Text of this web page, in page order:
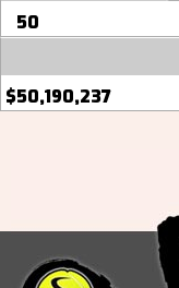
50
$50,190,237